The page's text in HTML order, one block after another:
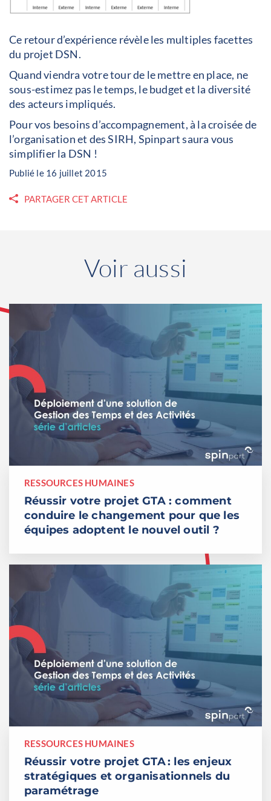
Ce retour d’expérience révèle les multiples facettes
du projet DSN.
Quand viendra votre tour de le mettre en place, ne
sous-estimez pas le temps, le budget et la diversité
des acteurs impliqués.
Pour vos besoins d’accompagnement, à la croisée de
l’organisation et des SIRH, Spinpart saura vous
simplifier la DSN !
Publié le 16 juillet 2015
PARTAGER CET ARTICLE
Voir aussi
RESSOURCES HUMAINES
Réussir votre projet GTA : comment
conduire le changement pour que les
équipes adoptent le nouvel outil ?
RESSOURCES HUMAINES
Réussir votre projet GTA : les enjeux
stratégiques et organisationnels du
paramétrage